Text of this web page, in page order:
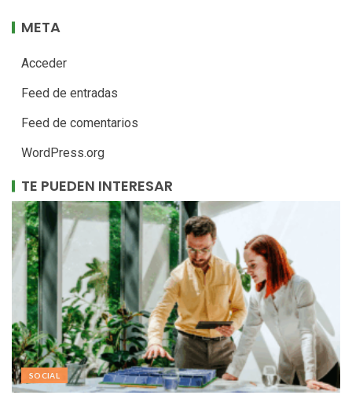
META
Acceder
Feed de entradas
Feed de comentarios
WordPress.org
TE PUEDEN INTERESAR
SOCIAL